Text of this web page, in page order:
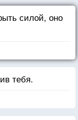
силой, оно
тебя.